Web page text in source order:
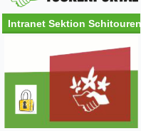
Intranet Sektion Schitouren